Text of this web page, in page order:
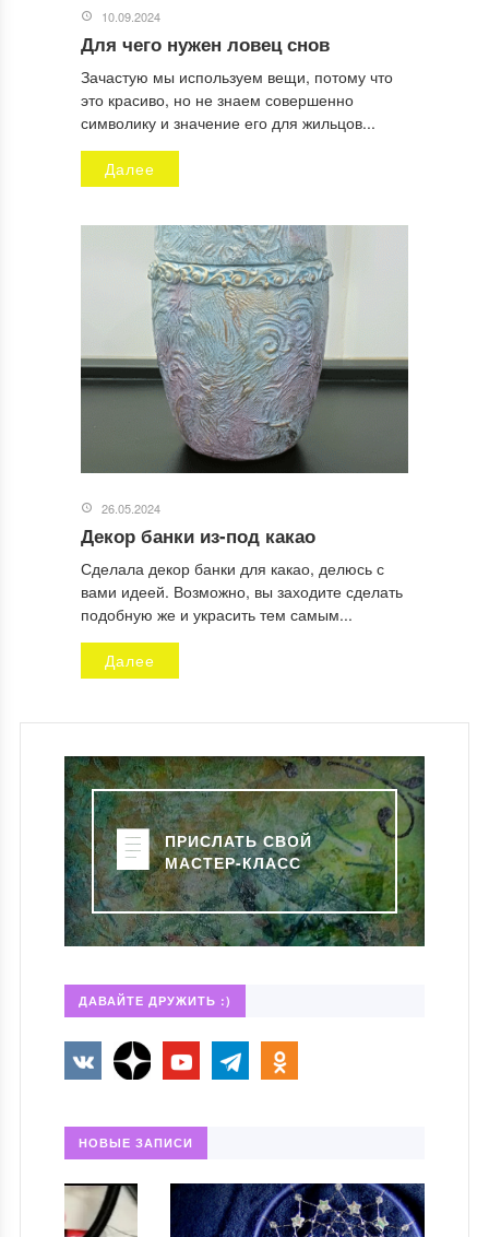
10.09.2024
Для чего нужен ловец снов
Зачастую мы используем вещи, потому что
это красиво, но не знаем совершенно
символику и значение его для жильцов...
Далее
26.05.2024
Декор банки из-под какао
Сделала декор банки для какао, делюсь с
вами идеей. Возможно, вы заходите сделать
подобную же и украсить тем самым...
Далее
ПРИСЛАТЬ СВОЙ
МАСТЕР-КЛАСС
ДАВАЙТЕ ДРУЖИТЬ :)
НОВЫЕ ЗАПИСИ